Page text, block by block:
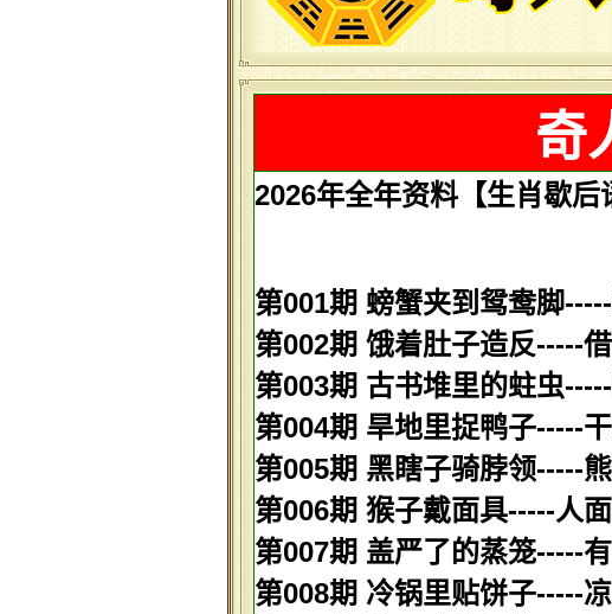
奇
2026年全年资料【生肖歇后
第001期 螃蟹夹到鸳鸯脚
第002期 饿着肚子造反-----
第003期 古书堆里的蛀虫
第004期 旱地里捉鸭子-----
第005期 黑瞎子骑脖领-----
第006期 猴子戴面具-----人
第007期 盖严了的蒸笼-----
第008期 冷锅里贴饼子-----